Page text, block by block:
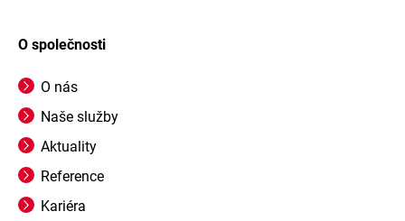
O společnosti
O nás
Naše služby
Aktuality
Reference
Kariéra